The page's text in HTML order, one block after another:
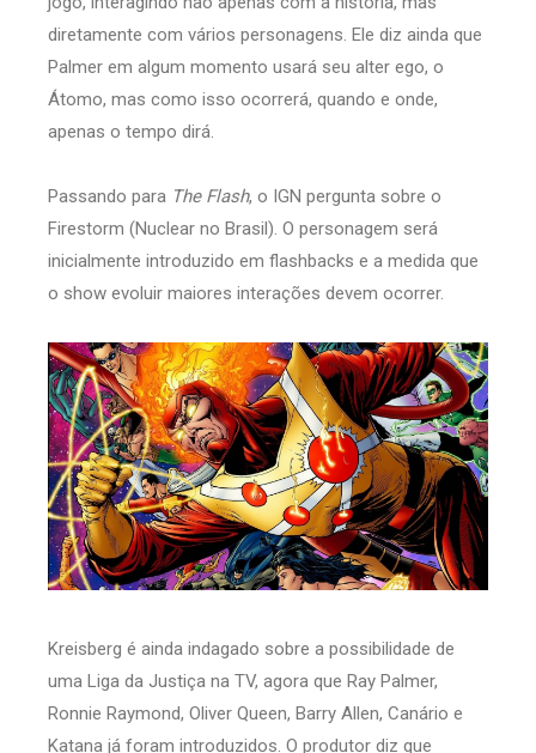
diretamente com vários personagens. Ele diz ainda que
Palmer em algum momento usará seu alter ego, o
Átomo, mas como isso ocorrerá, quando e onde,
apenas o tempo dirá.
Passando para The Flash, o IGN pergunta sobre o
Firestorm (Nuclear no Brasil). O personagem será
inicialmente introduzido em flashbacks e a medida que
o show evoluir maiores interações devem ocorrer.
Kreisberg é ainda indagado sobre a possibilidade de
uma Liga da Justiça na TV, agora que Ray Palmer,
Ronnie Raymond, Oliver Queen, Barry Allen, Canário e
Katana já foram introduzidos. O produtor diz que